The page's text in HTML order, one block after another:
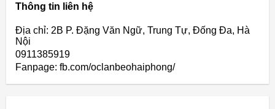
Thông tin liên hệ
Địa chỉ: 2B P. Đặng Văn Ngữ, Trung Tự, Đống Đa, Hà
Nội
0911385919
Fanpage: fb.com/oclanbeohaiphong/